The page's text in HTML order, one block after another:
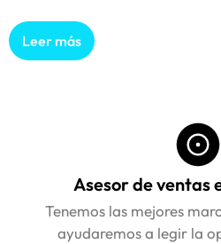
Leer más
Asesor de ventas
Tenemos las mejores
ayudaremos a legir la